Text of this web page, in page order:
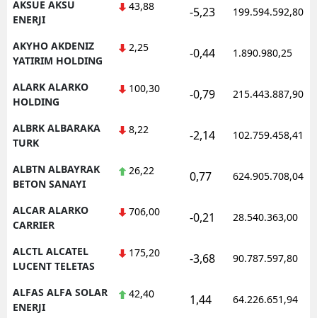
AKSUE AKSU
ENERJI
43,88 -5,23 199.594.592,80
AKYHO AKDENIZ
YATIRIM HOLDING
2,25 -0,44 1.890.980,25
ALARK ALARKO
HOLDING
100,30 -0,79 215.443.887,90
ALBRK ALBARAKA
TURK
8,22 -2,14 102.759.458,41
ALBTN ALBAYRAK
BETON SANAYI
26,22 0,77 624.905.708,04
ALCAR ALARKO
CARRIER
706,00 -0,21 28.540.363,00
ALCTL ALCATEL
LUCENT TELETAS
175,20 -3,68 90.787.597,80
ALFAS ALFA SOLAR
ENERJI
42,40 1,44 64.226.651,94